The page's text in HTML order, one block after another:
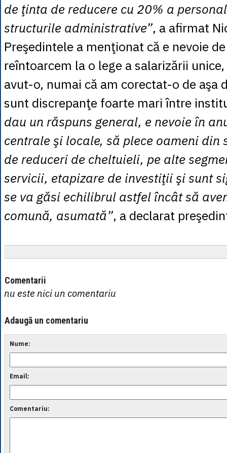
de ţinta de reducere cu 20% a
structurile administrative”, a afirmat
Preşedintele a menţionat că e nevoie
reîntoarcem la o lege a salarizării
avut-o, numai că am corectat-o de aşa
sunt discrepanţe foarte mari între
dau un răspuns general, e nevoie în
centrale şi locale, să plece oameni din
de reduceri de cheltuieli, pe alte
servicii, etapizare de investiţii şi sunt
se va găsi echilibrul astfel încât să
comună, asumată”, a declarat
Comentarii
nu este nici un comentariu
Adaugă un comentariu
Nume:
Email:
Comentariu: